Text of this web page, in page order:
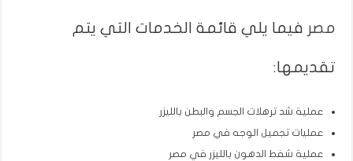
مصر فيما يلي قائمة الخدمات التي يتم
تقديمها:
عملية شد ترهلات الجسم والبطن بالليزر
عمليات تجميل الوجه في مصر
عملية شفط الدهون بالليزر في مصر